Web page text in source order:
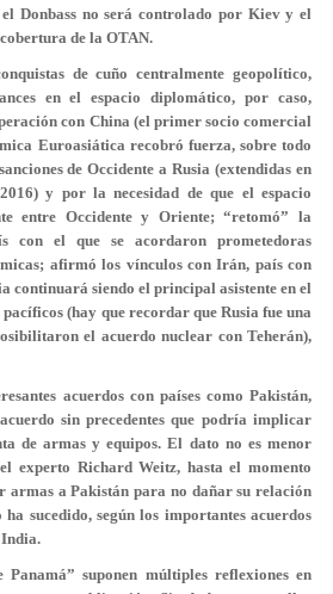
Donbass no será controlado por Kiev y el
de la OTAN.
de cuño centralmente geopolítico,
en el espacio diplomático, por caso,
con China (el primer socio comercial
Euroasiática recobró fuerza, sobre todo
de Occidente a Rusia (extendidas en
y por la necesidad de que el espacio
entre Occidente y Oriente; “retomó” la
con el que se acordaron prometedoras
afirmó los vínculos con Irán, país con
continuará siendo el principal asistente en el
(hay que recordar que Rusia fue una
el acuerdo nuclear con Teherán),
acuerdos con países como Pakistán,
sin precedentes que podría implicar
de armas y equipos. El dato no es menor
experto Richard Weitz, hasta el momento
armas a Pakistán para no dañar su relación
sucedido, según los importantes acuerdos
India.
Panamá” suponen múltiples reflexiones en